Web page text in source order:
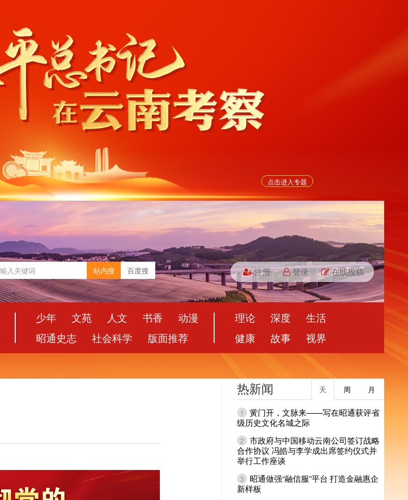
点击进入专题
站内搜 百度搜 注册 登录 在线投稿
少年 文苑 人文 书香
动漫
昭通史志
社会科学 版面推荐
理论 深度
生活
健康
故事 视界
热新闻 月
周
天
1
黉门开，文脉来——写在昭通获评省
级历史文化名城之际
2 市政府与中国移动云南公司签订战略
合作协议 冯皓与李学成出席签约仪式并
举行工作座谈
3
昭通做强“融信服”平台 打造金融惠企
新样板